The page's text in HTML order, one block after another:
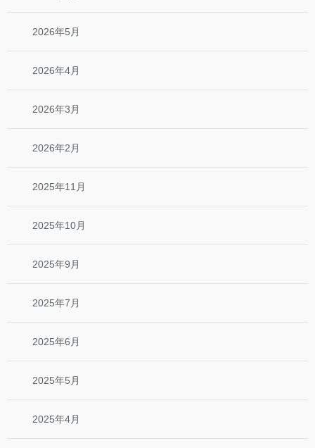
2026年5月
2026年4月
2026年3月
2026年2月
2025年11月
2025年10月
2025年9月
2025年7月
2025年6月
2025年5月
2025年4月